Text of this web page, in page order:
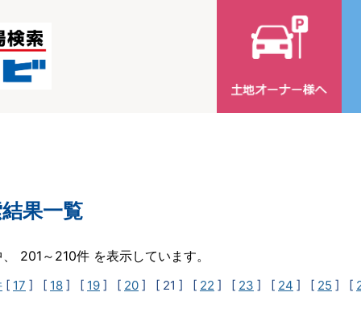
果一覧
201～210件 を表示しています。
[ 17 ] [ 18 ] [ 19 ] [ 20 ] [ 21 ] [ 22 ] [ 23 ] [ 24 ] [ 25 ] [